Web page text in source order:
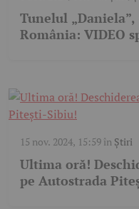
Tunelul
România: VIDEO
15 nov. 2024, 15:59 în Știri
Ultima oră!
pe Autostrada